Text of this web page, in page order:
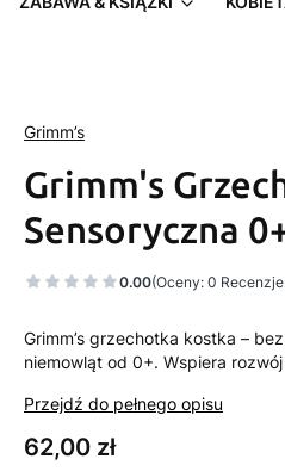
Grimm’s
Grimm's
Sensoryczna
0.00(Oceny: 0
Grimm’s grzechotka kostka –
niemowląt od 0+. Wspiera rozwój
Przejdź do pełnego opisu
Cena
62,00 zł